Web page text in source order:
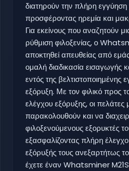
διατηρούν την πλήρη
προσφέροντας ηρεμία και
Για εκείνους που αναζητούν
ρύθμιση φιλοξενίας, ο
αποκτηθεί απευθείας από
ομαλή διαδικασία εισαγωγής
εντός της βελτιστοποιημένης
εξόρυξη. Με τον φιλικό προς
ελέγχου εξόρυξης, οι
παρακολουθούν και να
φιλοξενούμενους εξορυκτές
εξασφαλίζοντας πλήρη
εξόρυξής τους ανεξαρτήτως
έχετε έναν Whatsminer M21S